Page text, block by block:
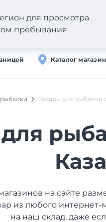
Каталог
для просмотра
пребывания
Товары для рыбалки
на сайте
из любого
на наш склад, даже